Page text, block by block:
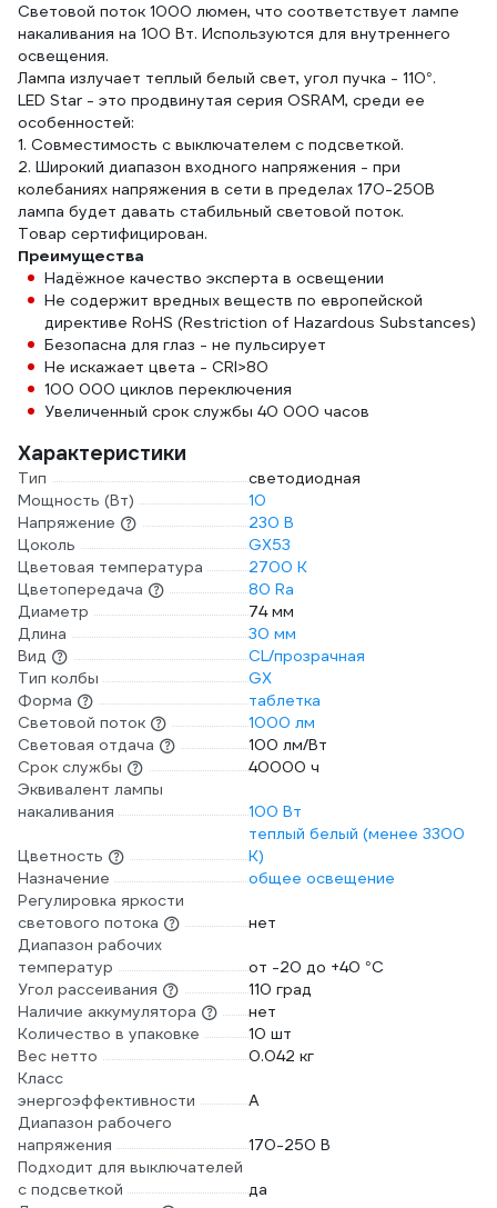
Световой поток 1000 люмен, что соответствует лампе
накаливания на 100 Вт. Используются для внутреннего
освещения.
Лампа излучает теплый белый свет, угол пучка - 110°.
LED Star - это продвинутая серия OSRAM, среди ее
особенностей:
1. Совместимость с выключателем с подсветкой.
2. Широкий диапазон входного напряжения - при
колебаниях напряжения в сети в пределах 170-250В
лампа будет давать стабильный световой поток.
Товар сертифицирован.
Преимущества
Надёжное качество эксперта в освещении
Не содержит вредных веществ по европейской
директиве RoHS (Restriction of Hazardous Substances)
Безопасна для глаз - не пульсирует
Не искажает цвета - CRI>80
100 000 циклов переключения
Увеличенный срок службы 40 000 часов
Характеристики
Тип
светодиодная
Мощность (Вт)
10
Напряжение
230 В
Цоколь
GX53
Цветовая температура
2700 К
Цветопередача
80 Ra
Диаметр
74 мм
Длина
30 мм
Вид
CL/прозрачная
Тип колбы
GX
Форма
таблетка
Световой поток
1000 лм
Световая отдача
100 лм/Вт
Срок службы
40000 ч
Эквивалент лампы
накаливания
100 Вт
Цветность
теплый белый (менее 3300
К)
Назначение
общее освещение
Регулировка яркости
светового потока
нет
Диапазон рабочих
температур
от -20 до +40 °С
Угол рассеивания
110 град
Наличие аккумулятора
нет
Количество в упаковке
10 шт
Вес нетто
0.042 кг
Класс
энергоэффективности
A
Диапазон рабочего
напряжения
170-250 В
Подходит для выключателей
с подсветкой
да